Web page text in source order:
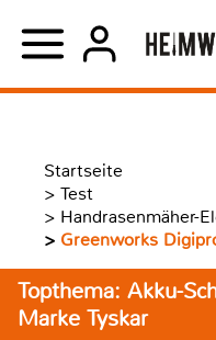
Startseite
> Test
> Handrasenmäher-
> Greenworks
Topthema: Akku-
Marke Tyskar